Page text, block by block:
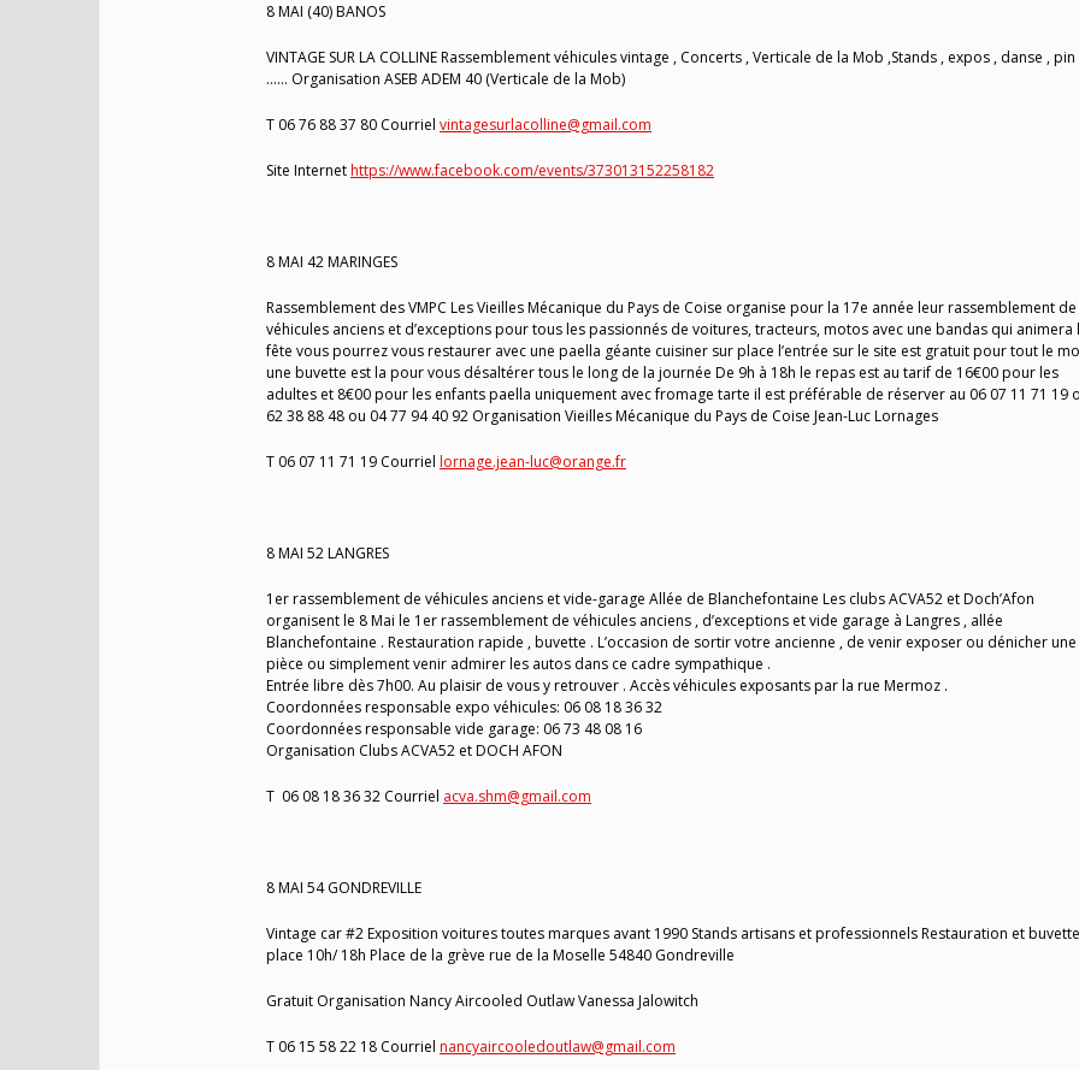
8 MAI (40) BANOS
VINTAGE SUR LA COLLINE Rassemblement véhicules vintage , Concerts , Verticale de la Mob ,Stands , expos , danse ,
…… Organisation ASEB ADEM 40 (Verticale de la Mob)
T 06 76 88 37 80 Courriel vintagesurlacolline@gmail.com
Site Internethttps://www.facebook.com/events/373013152258182
8 MAI 42 MARINGES
Rassemblement des VMPC Les Vieilles Mécanique du Pays de Coise organise pour la 17e année leur rassemblement de
véhicules anciens et d’exceptions pour tous les passionnés de voitures, tracteurs, motos avec une bandas qui animera
fête vous pourrez vous restaurer avec une paella géante cuisiner sur place l’entrée sur le site est gratuit pour tout le
une buvette est la pour vous désaltérer tous le long de la journée De 9h à 18h le repas est au tarif de 16€00 pour les
adultes et 8€00 pour les enfants paella uniquement avec fromage tarte il est préférable de réserver au 06 07 11 71 19
62 38 88 48 ou 04 77 94 40 92 Organisation Vieilles Mécanique du Pays de Coise Jean-Luc Lornages
T 06 07 11 71 19 Courriel lornage.jean-luc@orange.fr
8 MAI 52 LANGRES
1er rassemblement de véhicules anciens et vide-garage Allée de Blanchefontaine Les clubs ACVA52 et Doch’Afon
organisent le 8 Mai le 1er rassemblement de véhicules anciens , d’exceptions et vide garage à Langres , allée
Blanchefontaine . Restauration rapide , buvette . L’occasion de sortir votre ancienne , de venir exposer ou dénicher une
pièce ou simplement venir admirer les autos dans ce cadre sympathique .
Entrée libre dès 7h00. Au plaisir de vous y retrouver . Accès véhicules exposants par la rue Mermoz .
Coordonnées responsable expo véhicules: 06 08 18 36 32
Coordonnées responsable vide garage: 06 73 48 08 16
Organisation Clubs ACVA52 et DOCH AFON
T 06 08 18 36 32 Courriel acva.shm@gmail.com
8 MAI 54 GONDREVILLE
Vintage car #2 Exposition voitures toutes marques avant 1990 Stands artisans et professionnels Restauration et
place 10h/ 18h Place de la grève rue de la Moselle 54840 Gondreville
Gratuit Organisation Nancy Aircooled Outlaw Vanessa Jalowitch
T 06 15 58 22 18 Courriel nancyaircooledoutlaw@gmail.com